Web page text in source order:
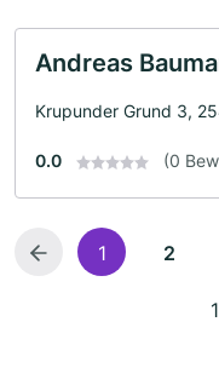
Andreas
Krupunder Grund 3,
0.0 (0
1 2